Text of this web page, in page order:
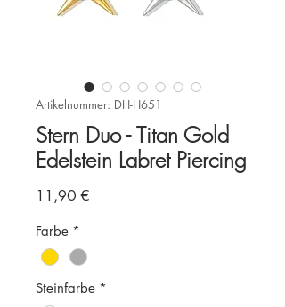
Artikelnummer: DH-H651
Stern Duo - Titan Gold
Edelstein Labret Piercing
11,90 €
Farbe *
Steinfarbe *